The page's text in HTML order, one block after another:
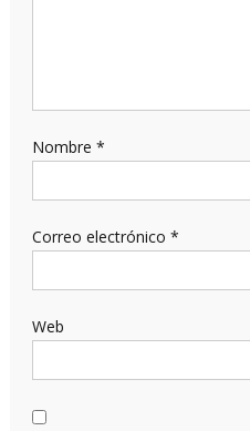
Nombre *
Correo electrónico *
Web